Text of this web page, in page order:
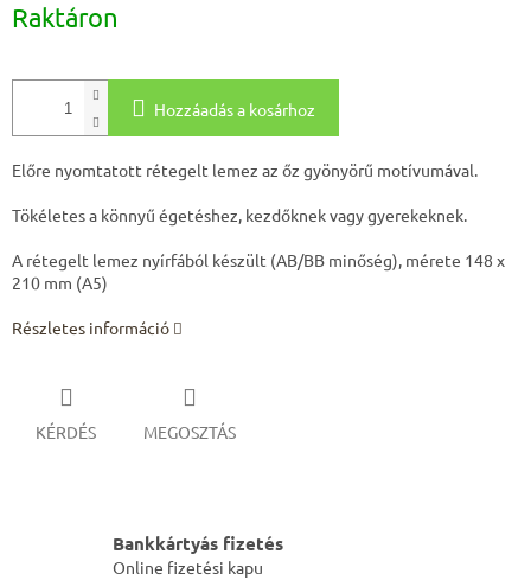
Raktáron
Hozzáadás a kosárhoz
Előre nyomtatott rétegelt lemez az őz gyönyörű motívumával.
Tökéletes a könnyű égetéshez, kezdőknek vagy gyerekeknek.
A rétegelt lemez nyírfából készült (AB/BB minőség), mérete 148 x
210 mm (A5)
Részletes információ
KÉRDÉS MEGOSZTÁS
Bankkártyás fizetés
Online fizetési kapu